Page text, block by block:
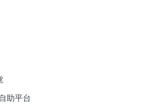
助平台